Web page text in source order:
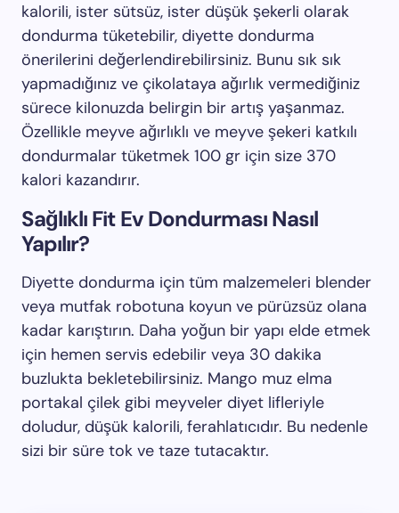
kalorili, ister sütsüz, ister düşük şekerli olarak
dondurma tüketebilir, diyette dondurma
önerilerini değerlendirebilirsiniz. Bunu sık sık
yapmadığınız ve çikolataya ağırlık vermediğiniz
sürece kilonuzda belirgin bir artış yaşanmaz.
Özellikle meyve ağırlıklı ve meyve şekeri katkılı
dondurmalar tüketmek 100 gr için size 370
kalori kazandırır.
Sağlıklı Fit Ev Dondurması Nasıl
Yapılır?
Diyette dondurma için tüm malzemeleri blender
veya mutfak robotuna koyun ve pürüzsüz olana
kadar karıştırın. Daha yoğun bir yapı elde etmek
için hemen servis edebilir veya 30 dakika
buzlukta bekletebilirsiniz. Mango muz elma
portakal çilek gibi meyveler diyet lifleriyle
doludur, düşük kalorili, ferahlatıcıdır. Bu nedenle
sizi bir süre tok ve taze tutacaktır.